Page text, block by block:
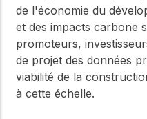
de l'économie du
et des impacts carbone
promoteurs,
de projet des données
viabilité de la
à cette échelle.